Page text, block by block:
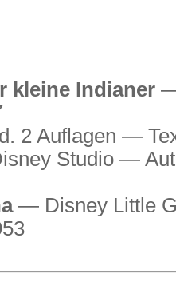
kleine Indianer
2 Auflagen —
Studio —
— Disney Little